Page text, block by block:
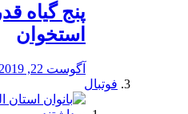
پنج گیاه
استخوان
آگوست 22, 2019
فوتبال